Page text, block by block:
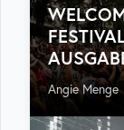
Angie Menge